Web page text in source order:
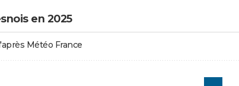
en 2025
Météo France